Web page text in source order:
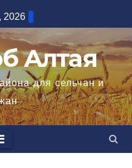
2026
Алтая
для сельчан и